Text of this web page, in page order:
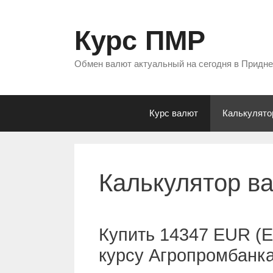
Курс ПМР
Обмен валют актуальный на сегодня в
Курс валют
Калькулятор
Купить 14347 EUR
курсу